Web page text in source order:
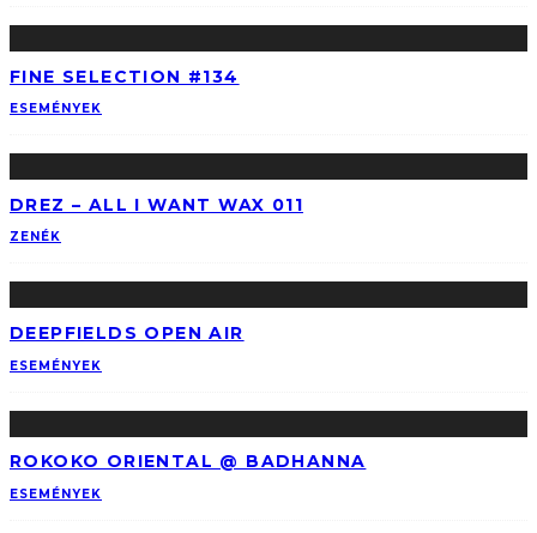
FINE SELECTION #134
ESEMÉNYEK
DREZ – ALL I WANT WAX 011
ZENÉK
DEEPFIELDS OPEN AIR
ESEMÉNYEK
ROKOKO ORIENTAL @ BADHANNA
ESEMÉNYEK